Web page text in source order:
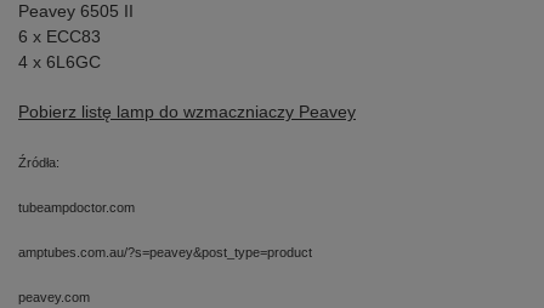
Peavey 6505 II
6 x ECC83
4 x 6L6GC
Pobierz listę lamp do wzmaczniaczy Peavey
Źródła:
tubeampdoctor.com
amptubes.com.au/?s=peavey&post_type=product
peavey.com